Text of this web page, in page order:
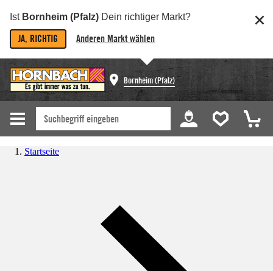
Ist Bornheim (Pfalz) Dein richtiger Markt?
JA, RICHTIG Anderen Markt wählen
Bornheim (Pfalz)
Startseite